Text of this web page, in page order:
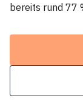
bereits rund 77